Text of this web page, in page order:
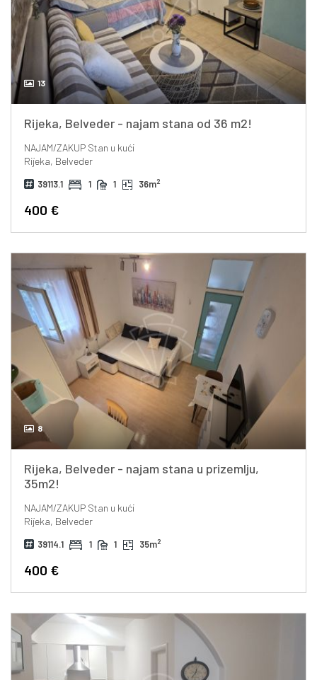
13
Rijeka, Belveder - najam stana od 36 m2!
NAJAM/ZAKUPStan u kući
Rijeka, Belveder
39113.1 1 1 36m2
400 €
8
Rijeka, Belveder - najam stana u prizemlju,
35m2!
NAJAM/ZAKUPStan u kući
Rijeka, Belveder
39114.1 1 1 35m2
400 €